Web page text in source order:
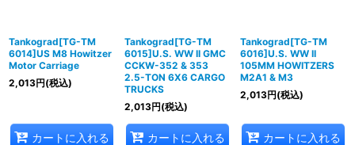
Tankograd[TG-TM
6014]US M8 Howitzer
Motor Carriage
2,013円(税込)
カートに入れる
Tankograd[TG-TM
6015]U.S. WW II GMC
CCKW-352 & 353
2.5-TON 6X6 CARGO
TRUCKS
2,013円(税込)
カートに入れる
Tankograd[TG-TM
6016]U.S. WW II
105MM HOWITZERS
M2A1 & M3
2,013円(税込)
カートに入れる